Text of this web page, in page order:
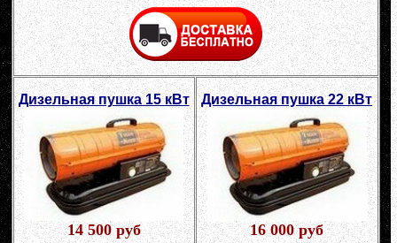
Дизельная пушка 15 кВт
14 500 руб
Дизельная пушка 22 кВт
16 000 руб